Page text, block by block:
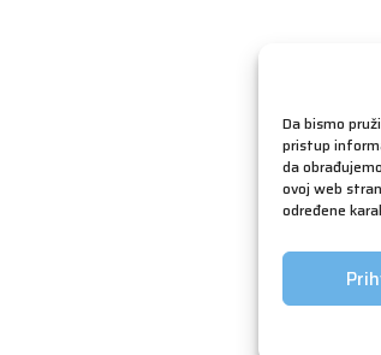
Da bismo
pristup
da
ovoj web
određene